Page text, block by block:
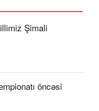
Şimali
öncəsi